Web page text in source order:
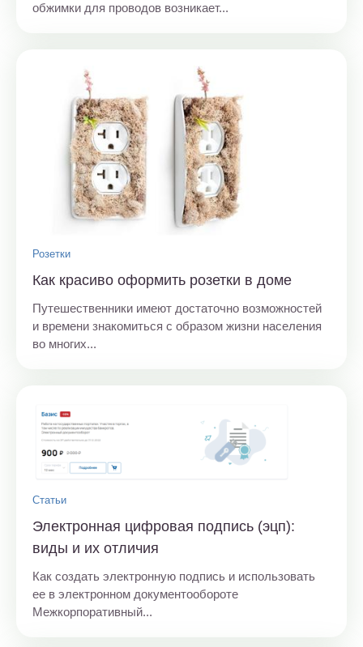
обжимки для проводов возникает...
Розетки
Как красиво оформить розетки в доме
Путешественники имеют достаточно возможностей
и времени знакомиться с образом жизни населения
во многих...
Статьи
Электронная цифровая подпись (эцп):
виды и их отличия
Как создать электронную подпись и использовать
ее в электронном документообороте
Межкорпоративный...